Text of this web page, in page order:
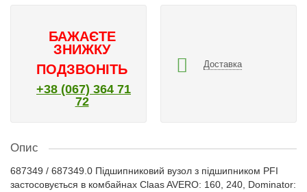
БАЖАЄТЕ
ЗНИЖКУ
ПОДЗВОНІТЬ
+38 (067) 364 71
72
Доставка
Опис
687349 / 687349.0 Підшипниковий вузол з підшипником PFI
застосовується в комбайнах Claas AVERO: 160, 240, Dominator: